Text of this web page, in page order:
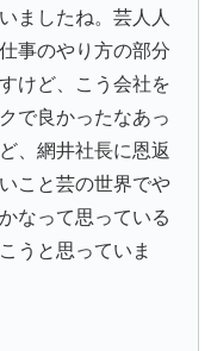
ましたね。芸人人
事のやり方の部分
けど、こう会社を
で良かったなあっ
、網井社長に恩返
こと芸の世界でや
なって思っている
うと思っていま